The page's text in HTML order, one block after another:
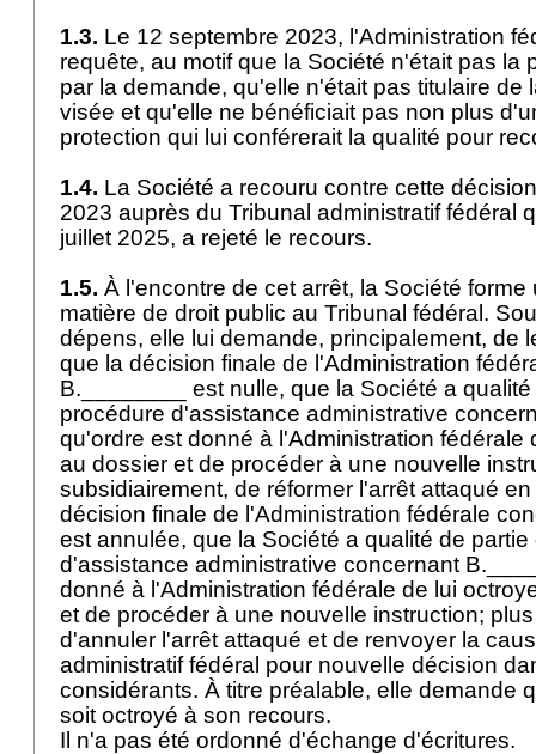
1.3. Le 12 septembre 2023, l'Administration
requête, au motif que la Société n'était pas la
par la demande, qu'elle n'était pas titulaire de
visée et qu'elle ne bénéficiait pas non plus
protection qui lui conférerait la qualité pour
1.4. La Société a recouru contre cette
2023 auprès du Tribunal administratif fédéral
juillet 2025, a rejeté le recours.
1.5. À l'encontre de cet arrêt, la Société forme
matière de droit public au Tribunal fédéral.
dépens, elle lui demande, principalement, de
que la décision finale de l'Administration
B.________ est nulle, que la Société a
procédure d'assistance administrative
qu'ordre est donné à l'Administration fédérale
au dossier et de procéder à une nouvelle
subsidiairement, de réformer l'arrêt attaqué
décision finale de l'Administration fédérale
est annulée, que la Société a qualité de
d'assistance administrative concernant
donné à l'Administration fédérale de lui
et de procéder à une nouvelle instruction;
d'annuler l'arrêt attaqué et de renvoyer la
administratif fédéral pour nouvelle décision
considérants. À titre préalable, elle demande
soit octroyé à son recours.
Il n'a pas été ordonné d'échange d'écritures.